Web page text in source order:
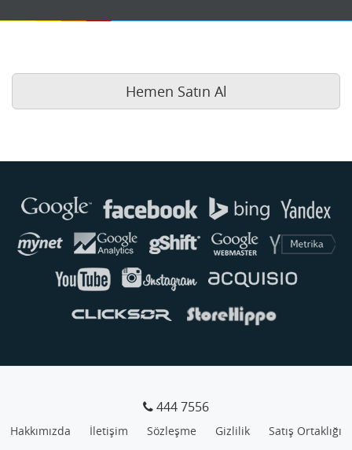
Hemen Satın Al
444 7556
Hakkımızda İletişim Sözleşme Gizlilik Satış Ortaklığı
Buse